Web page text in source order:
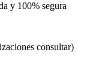
y 100% segura
consultar)